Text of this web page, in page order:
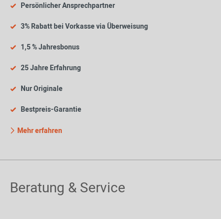
Persönlicher Ansprechpartner
3% Rabatt bei Vorkasse via Überweisung
1,5 % Jahresbonus
25 Jahre Erfahrung
Nur Originale
Bestpreis-Garantie
Mehr erfahren
Beratung & Service